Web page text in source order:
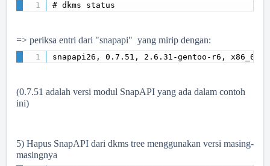
# dkms status
=> periksa entri dari "snapapi" yang mirip dengan:
snapapi26, 0.7.51, 2.6.31-gentoo-r6,
(0.7.51 adalah versi modul SnapAPI yang ada dalam contoh
ini)
5) Hapus SnapAPI dari dkms tree menggunakan versi masing-
masingnya